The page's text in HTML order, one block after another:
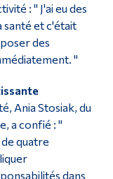
: " J'ai eu des
santé et c'était
des
"
Ania Stosiak, du
a confié : "
quatre
dans